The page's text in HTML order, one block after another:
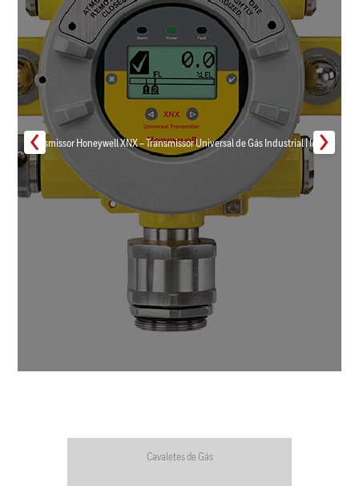
Transmissor Honeywell XNX – Transmissor Universal de Gás Industrial | Inmar
Cavaletes de Gás